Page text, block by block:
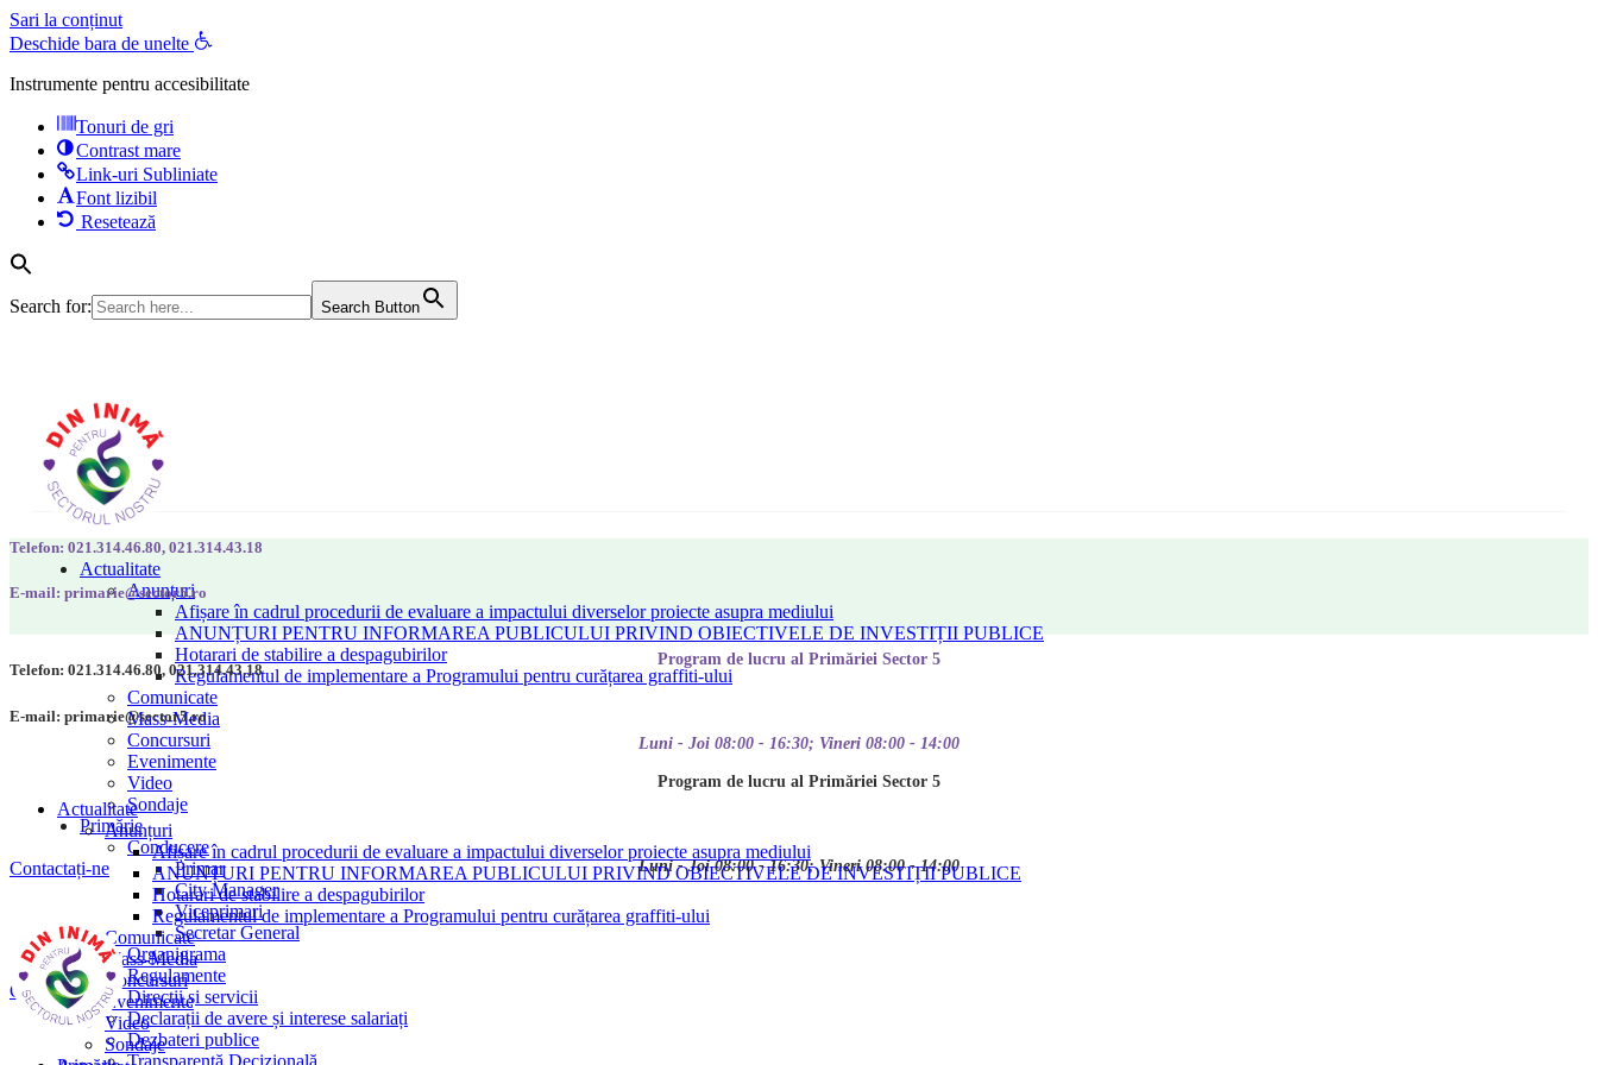
Sari la conținut
Deschide bara de unelte
Instrumente pentru accesibilitate
Tonuri de gri
Contrast mare
Link-uri Subliniate
Font lizibil
Resetează
Search for: Search Button
Actualitate
Anunțuri
Afișare în cadrul procedurii de evaluare a impactului diverselor proiecte asupra mediului
ANUNȚURI PENTRU INFORMAREA PUBLICULUI PRIVIND OBIECTIVELE DE INVESTIȚII PUBLICE
Hotarari de stabilire a despagubirilor
Regulamentul de implementare a Programului pentru curățarea graffiti-ului
Comunicate
Mass-Media
Concursuri
Evenimente
Video
Sondaje
Primărie
Conducere
Primar
City Manager
Viceprimari
Secretar General
Organigrama
Regulamente
Direcții și servicii
Declarații de avere și interese salariați
Dezbateri publice
Transparență Decizională
Telefon: 021.314.46.80, 021.314.43.18
E-mail: primarie@sector5.ro
Program de lucru al Primăriei Sector 5
Luni - Joi 08:00 - 16:30; Vineri 08:00 - 14:00
Contactați-ne
Telefon: 021.314.46.80, 021.314.43.18
E-mail: primarie@sector5.ro
Program de lucru al Primăriei Sector 5
Luni - Joi 08:00 - 16:30; Vineri 08:00 - 14:00
Contactați-ne
Actualitate
Anunțuri
Afișare în cadrul procedurii de evaluare a impactului diverselor proiecte asupra mediului
ANUNȚURI PENTRU INFORMAREA PUBLICULUI PRIVIND OBIECTIVELE DE INVESTIȚII PUBLICE
Hotarari de stabilire a despagubirilor
Regulamentul de implementare a Programului pentru curățarea graffiti-ului
Comunicate
Mass-Media
Concursuri
Evenimente
Video
Sondaje